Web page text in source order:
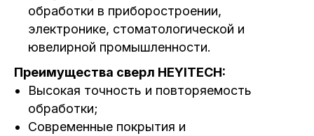
обработки в приборостроении,
электронике, стоматологической и
ювелирной промышленности.
Преимущества сверл HEYITECH:
Высокая точность и повторяемость
обработки;
Современные покрытия и